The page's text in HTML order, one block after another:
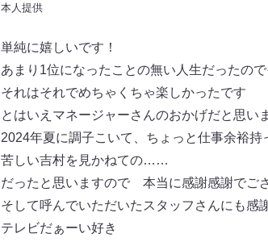
本人提供
単純に嬉しいです！
あまり1位になったことの無い人生だったの
それはそれでめちゃくちゃ楽しかったです
とはいえマネージャーさんのおかげだと思い
2024年夏に調子こいて、ちょっと仕事余裕
苦しい吉村を見かねての……
だったと思いますので 本当に感謝感謝でご
そして呼んでいただいたスタッフさんにも
テレビだぁーい好き